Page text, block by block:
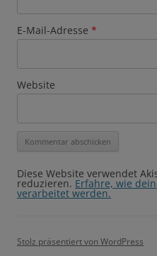
E-Mail-Adresse *
Website
Diese Website verwendet
reduzieren. Erfahre, wie
verarbeitet werden.
Stolz präsentiert von WordPress